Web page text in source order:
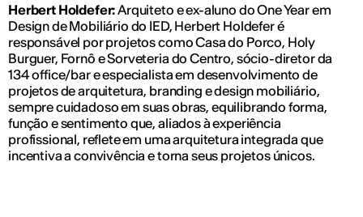
Herbert Holdefer:Arquiteto e ex-aluno do One Year em
Design de Mobiliário do IED, Herbert Holdefer é
responsável por projetos como Casa do Porco, Holy
Burguer, Fornô e Sorveteria do Centro, sócio-diretor da
134 office/bar e especialista em desenvolvimento de
projetos de arquitetura, branding e design mobiliário,
sempre cuidadoso em suas obras, equilibrando forma,
função e sentimento que, aliados à experiência
profissional, reflete em uma arquitetura integrada que
incentiva a convivência e torna seus projetos únicos.